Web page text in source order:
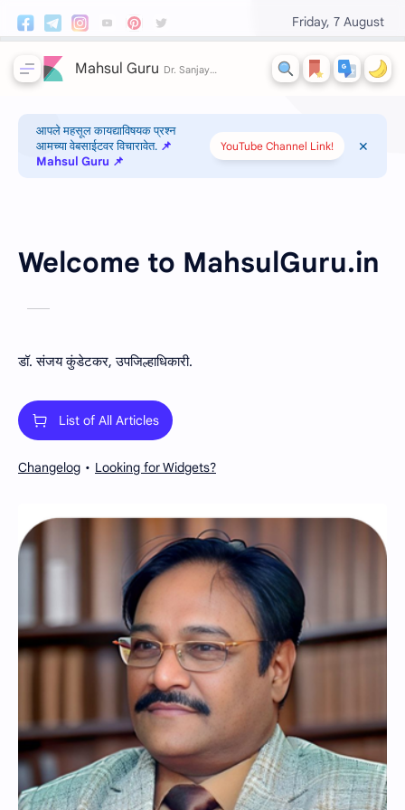
Friday, 7 August
Mahsul Guru
आपले महसूल कायद्याविषयक प्रश्न
आमच्या वेबसाईटवर विचारावेत. 📌
Mahsul Guru 📌
YouTube Channel Link!
Welcome to MahsulGuru.in
डॉ. संजय कुंडेटकर, उपजिल्हाधिकारी.
List of All Articles
Changelog Looking for Widgets?